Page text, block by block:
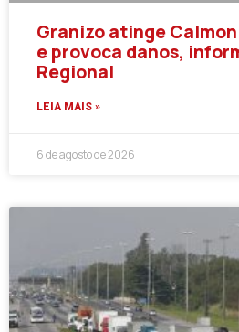
Granizo atinge
e provoca danos,
Regional
LEIA MAIS »
6 de agosto de 2026